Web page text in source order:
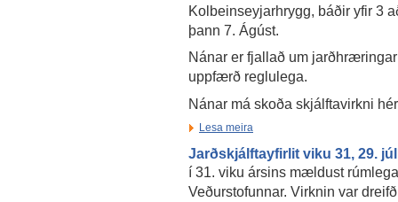
Kolbeinseyjarhrygg, báðir yfir 3
þann 7. Ágúst.
Nánar er fjallað um
uppfærð reglulega.
Nánar má skoða skjálftavirkni
Lesa meira
Jarðskjálftayfirlit viku 31, 29.
í 31. viku ársins mældust
Veðurstofunnar. Virknin var